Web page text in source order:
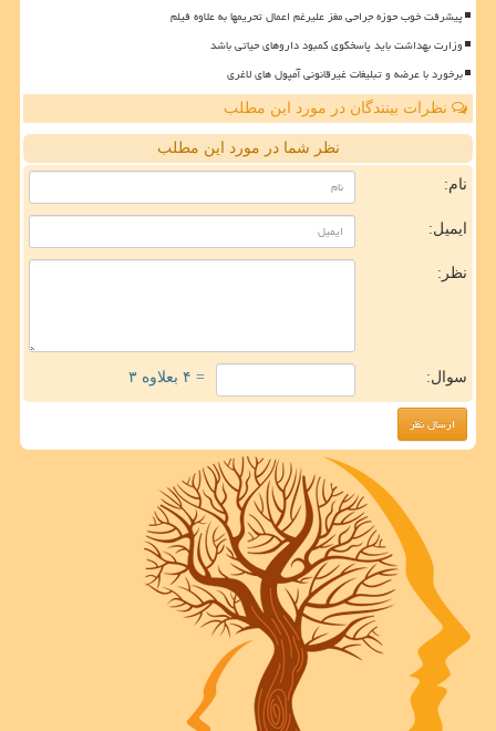
پیشرفت خوب حوزه جراحی مغز علیرغم اعمال تحریمها به علاوه فیلم
وزارت بهداشت باید پاسخگوی کمبود داروهای حیاتی باشد
برخورد با عرضه و تبلیغات غیرقانونی آمپول های لاغری
نظرات بینندگان در مورد این مطلب
نظر شما در مورد این مطلب
نام:
ایمیل:
نظر:
سوال: = ۴ بعلاوه ۳